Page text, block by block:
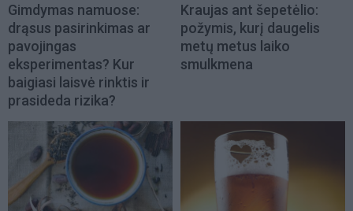
Gimdymas namuose:
drąsus pasirinkimas ar
pavojingas
eksperimentas? Kur
baigiasi laisvė rinktis ir
prasideda rizika?
Kraujas ant šepetėlio:
požymis, kurį daugelis
metų metus laiko
smulkmena